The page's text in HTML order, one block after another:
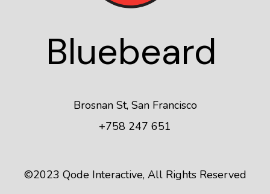
Bluebeard
Brosnan St, San Francisco
+758 247 651
©2023 Qode Interactive, All Rights Reserved